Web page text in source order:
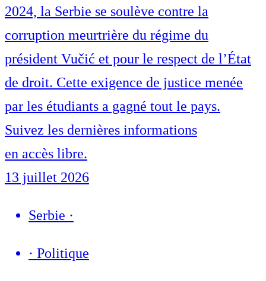
2024, la Serbie se soulève contre la
corruption meurtrière du régime du
président Vučić et pour le respect de l’État
de droit. Cette exigence de justice menée
par les étudiants a gagné tout le pays.
Suivez les dernières informations
en accès libre.
13 juillet 2026
Serbie ·
· Politique